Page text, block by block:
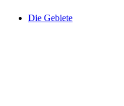
Die Gebiete